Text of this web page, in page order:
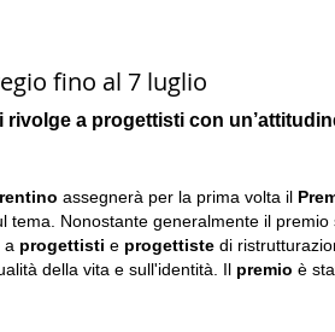
fino al 7 luglio
rivolge a progettisti con
assegnerà per la prima volta il
Nonostante generalmente il
a progettisti e progettiste di
della vita e sull'identità. Il premio è